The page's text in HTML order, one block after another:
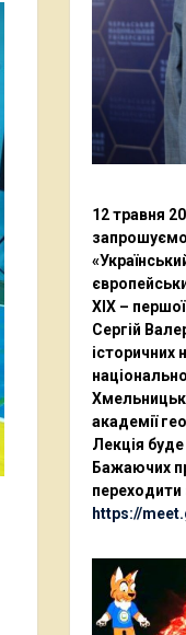
12 травня
запрошуємо
ХІХ –
Сергій
історичних
академії
Лекція
Бажаючих
https://